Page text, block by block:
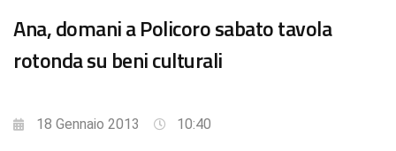
Ana, domani a Policoro sabato tavola
rotonda su beni culturali
18 Gennaio 2013 10:40